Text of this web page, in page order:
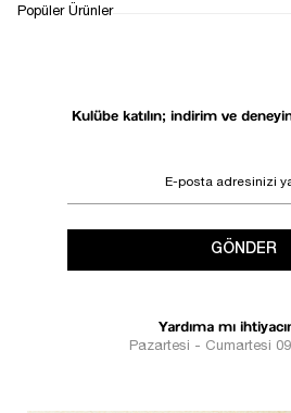
İADE&DEĞİŞİM
Kulübe katılın; indirim ve
GÖNDER
Yardıma mı
Pazartesi - Cumartesi
Popüler Ürünler